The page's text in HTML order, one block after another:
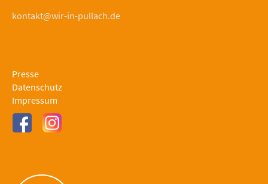
kontakt@wir-in-pullach.de
Presse
Datenschutz
Impressum